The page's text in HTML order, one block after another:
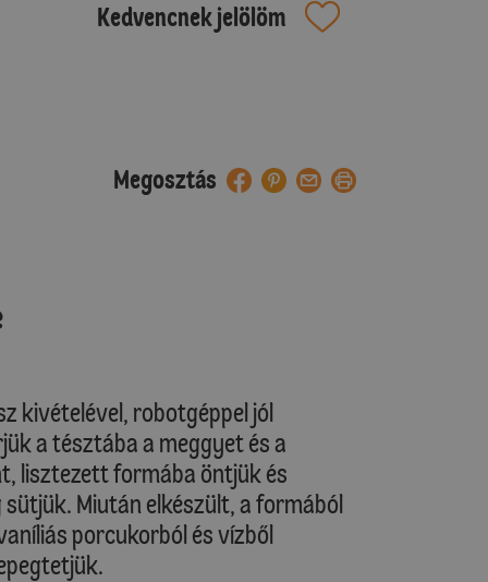
Kedvencnek jelölöm
Megosztás
kivételével, robotgéppel jól
a tésztába a meggyet és a
lisztezett formába öntjük és
Miután elkészült, a formából
porcukorból és vízből